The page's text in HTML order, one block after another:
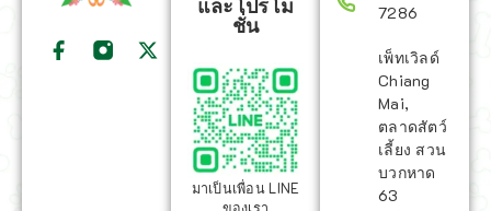
และโปรโม
ชั่น
มาเป็นเพื่อน LINE
7286
เพ็ทเวิลด์
Chiang
Mai,
ตลาดสัตว์
เลี้ยง สวน
บวกหาด
63